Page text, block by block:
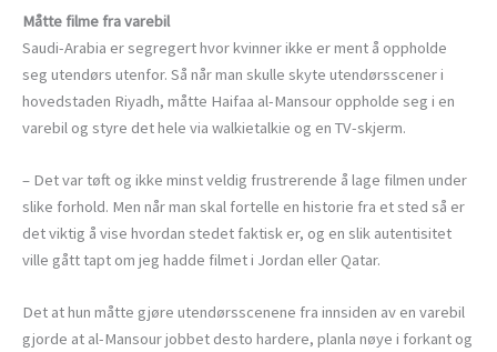
Måtte filme fra varebil
Saudi-Arabia er segregert hvor kvinner ikke er ment å oppholde
seg utendørs utenfor. Så når man skulle skyte utendørsscener i
hovedstaden Riyadh, måtte Haifaa al-Mansour oppholde seg i en
varebil og styre det hele via walkietalkie og en TV-skjerm.
– Det var tøft og ikke minst veldig frustrerende å lage filmen under
slike forhold. Men når man skal fortelle en historie fra et sted så er
det viktig å vise hvordan stedet faktisk er, og en slik autentisitet
ville gått tapt om jeg hadde filmet i Jordan eller Qatar.
Det at hun måtte gjøre utendørsscenene fra innsiden av en varebil
gjorde at al-Mansour jobbet desto hardere, planla nøye i forkant og